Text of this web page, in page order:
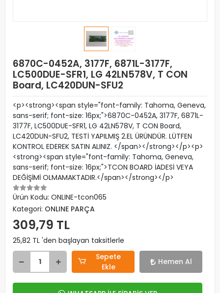
6870C-0452A, 3177F, 6871L-3177F,
LC500DUE-SFR1, LG 42LN578V, T CON
Board, LC420DUN-SFU2
<p><strong><span style="font-family: Tahoma, Geneva,
sans-serif; font-size: 16px;">6870C-0452A, 3177F, 6871L-
3177F, LC500DUE-SFR1, LG 42LN578V, T CON Board,
LC420DUN-SFU2, TESTİ YAPILMIŞ 2.EL ÜRÜNDÜR. LÜTFEN
KONTROL EDEREK SATIN ALINIZ. </span></strong></p><p>
<strong><span style="font-family: Tahoma, Geneva,
sans-serif; font-size: 16px;">TCON BOARD İADESİ VEYA
DEĞİŞİMİ OLMAMAKTADIR.</span></strong></p>
Ürün Kodu: ONLINE-tcon065
Kategori: ONLINE PARÇA
309,79 TL
25,82 TL 'den başlayan taksitlerle
Sepete
Ekle
Hemen Al